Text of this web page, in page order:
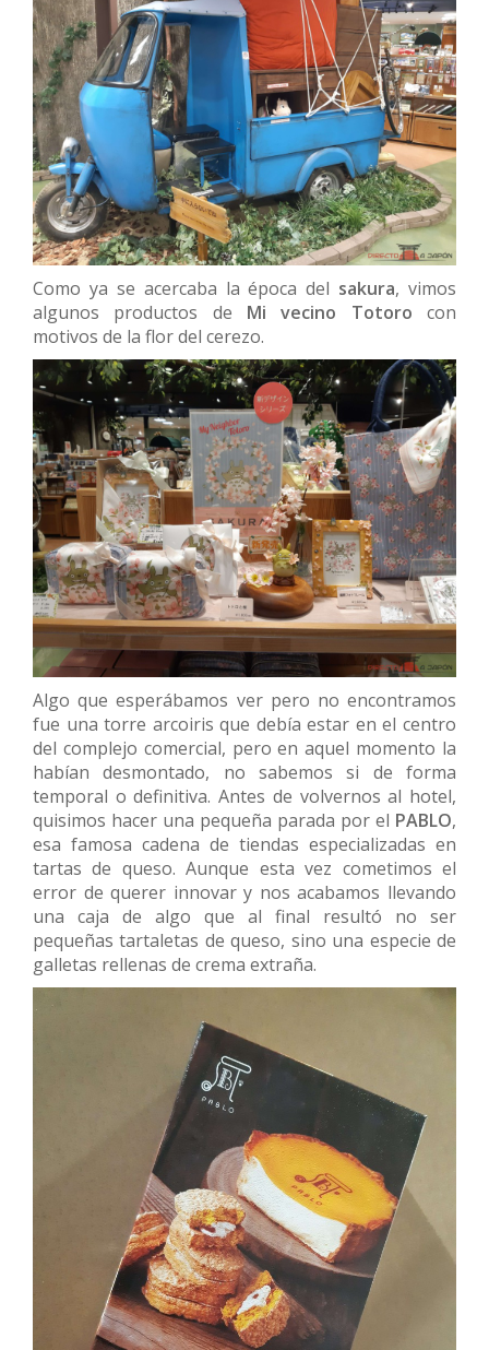
Como ya se acercaba la época del sakura, vimos
algunos productos de Mi vecino Totoro con
motivos de la flor del cerezo.
Algo que esperábamos ver pero no encontramos
fue una torre arcoiris que debía estar en el centro
del complejo comercial, pero en aquel momento la
habían desmontado, no sabemos si de forma
temporal o definitiva. Antes de volvernos al hotel,
quisimos hacer una pequeña parada por el PABLO,
esa famosa cadena de tiendas especializadas en
tartas de queso. Aunque esta vez cometimos el
error de querer innovar y nos acabamos llevando
una caja de algo que al final resultó no ser
pequeñas tartaletas de queso, sino una especie de
galletas rellenas de crema extraña.